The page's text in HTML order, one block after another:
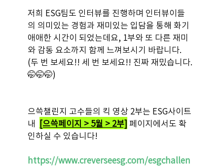
저희 ESG팀도 인터뷰를 진행하며 인터뷰이들
의 의미있는 경험과 재미있는 입담을 통해 화기
애애한 시간이 되었는데요, 1부와 또 다른 재미
와 감동 요소까지 함께 느껴보시기 바랍니다.
(두 번 보세요!! 세 번 보세요!! 진짜 재밌습니다.
🤭🤭🤭)
으쓱챌린지 고수들의 킥 영상 2부는 ESG사이트
내 [으쓱페이지 > 5월 > 2부] 페이지에서도 확
인하실 수 있습니다!
https://www.creverseesg.com/esgchallen